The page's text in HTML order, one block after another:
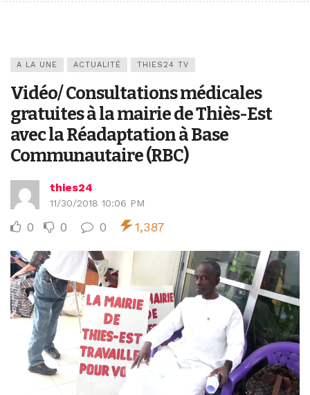
A LA UNE ACTUALITÉ THIES24 TV
Vidéo/ Consultations médicales
gratuites à la mairie de Thiès-Est
avec la Réadaptation à Base
Communautaire (RBC)
thies24
11/30/2018 10:06 PM
0 0 0 1,387